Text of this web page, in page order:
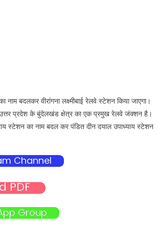
बदलकर वीरांगना लक्ष्मीबाई रेलवे स्टेशन किया जाएगा।
प्रदेश के बुंदेलखंड क्षेत्र का एक प्रमुख रेलवे जंक्शन है।
स्टेशन का नाम बदल कर पंडित दीन दयाल उपाध्याय स्टेशन
Channel
PDF
Group